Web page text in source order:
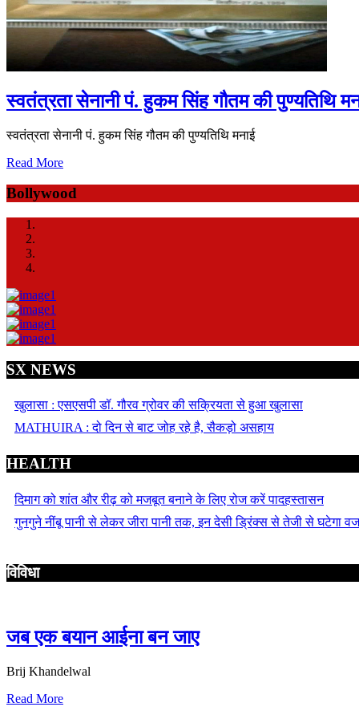
स्वतंत्रता सेनानी पं. हुकम सिंह गौतम की पुण्यतिथि
स्वतंत्रता सेनानी पं. हुकम सिंह गौतम की पुण्यतिथि मनाई
Read More
Bollywood
SX NEWS
खुलासा : एसएसपी डॉ. गौरव ग्रोवर की सक्रियता से हुआ खुलासा
MATHUIRA : दो दिन से बाट जोह रहे है, सैकड़ो असहाय
HEALTH
दिमाग को शांत और रीढ़ को मजबूत बनाने के लिए रोज करें पादहस्तासन
गुनगुने नींबू पानी से लेकर जीरा पानी तक, इन देसी ड्रिंक्स से तेजी से घटेगा
विविधा
जब एक बयान आईना बन जाए
Brij Khandelwal
Read More